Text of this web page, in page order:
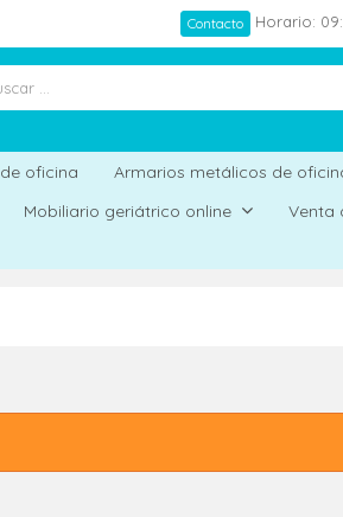
Contacto Horario:
oficina
Armarios metálicos de
Mobiliario geriátrico online
Venta